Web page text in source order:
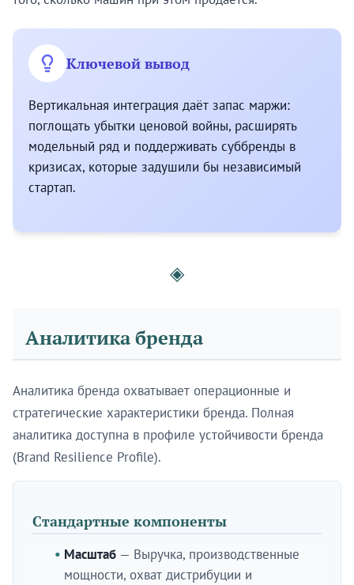
Ключевой вывод
Вертикальная интеграция даёт запас маржи:
поглощать убытки ценовой войны, расширять
модельный ряд и поддерживать суббренды в
кризисах, которые задушили бы независимый
стартап.
◈
Аналитика бренда
Аналитика бренда охватывает операционные и
стратегические характеристики бренда. Полная
аналитика доступна в профиле устойчивости бренда
(Brand Resilience Profile).
Стандартные компоненты
Масштаб — Выручка, производственные
мощности, охват дистрибуции и